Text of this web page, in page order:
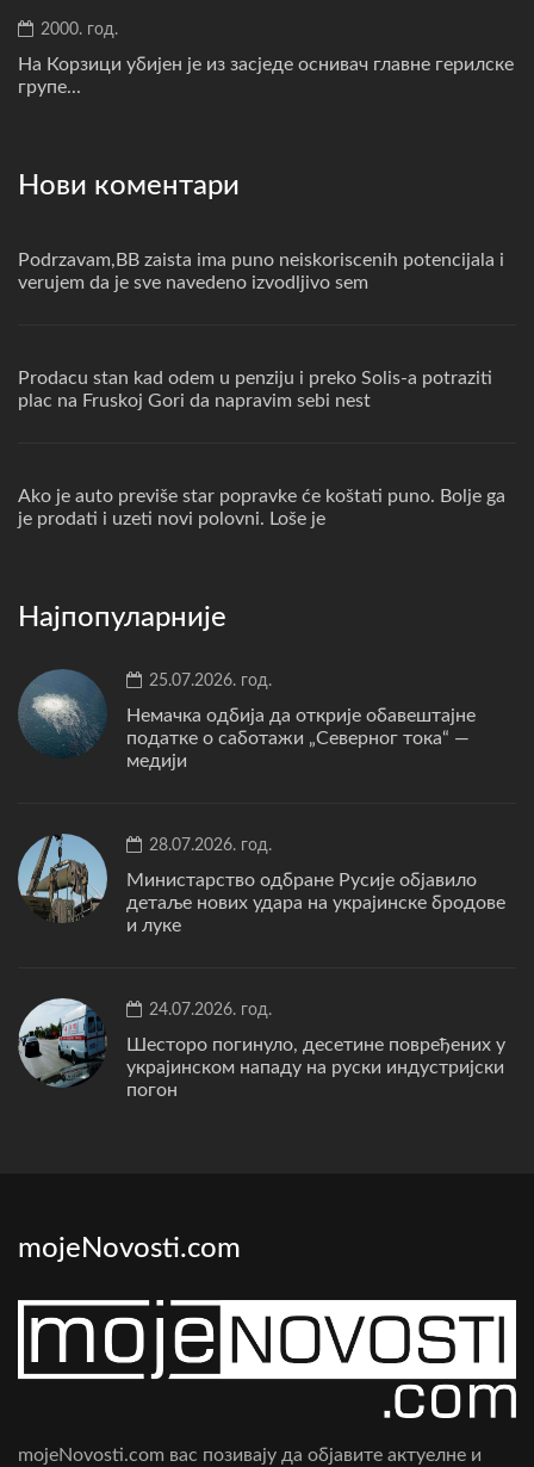
2000. год.
На Корзици убијен је из засједе оснивач главне герилске
групе...
Нови коментари
Podrzavam,BB zaista ima puno neiskoriscenih potencijala i
verujem da je sve navedeno izvodljivo sem
Prodacu stan kad odem u penziju i preko Solis-a potraziti
plac na Fruskoj Gori da napravim sebi nest
Ako je auto previše star popravke će koštati puno. Bolje ga
je prodati i uzeti novi polovni. Loše je
Најпопуларније
25.07.2026. год.
Немачка одбија да открије обавештајне
податке о саботажи „Северног тока“ —
медији
28.07.2026. год.
Министарство одбране Русије објавило
детаље нових удара на украјинске бродове
и луке
24.07.2026. год.
Шесторо погинуло, десетине повређених у
украјинском нападу на руски индустријски
погон
mojeNovosti.com
mojeNovosti.com вас позивају да објавите актуелне и